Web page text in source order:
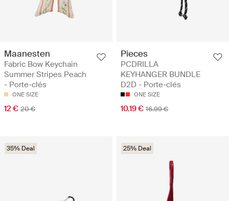
Maanesten
Fabric Bow Keychain
Summer Stripes Peach
- Porte-clés
ONE SIZE
12 € 20 €
Pieces
PCDRILLA
KEYHANGER BUNDLE
D2D - Porte-clés
ONE SIZE
10.19 € 16.99 €
35% Deal 25% Deal